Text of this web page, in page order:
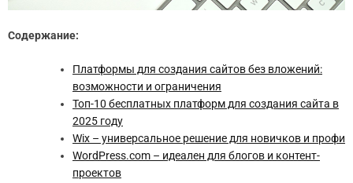
Содержание:
Платформы для создания сайтов без вложений:
возможности и ограничения
Топ-10 бесплатных платформ для создания сайта в
2025 году
Wix – универсальное решение для новичков и профи
WordPress.com – идеален для блогов и контент-
проектов